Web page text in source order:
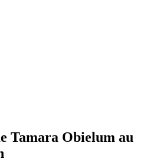
Tamara Obielum au